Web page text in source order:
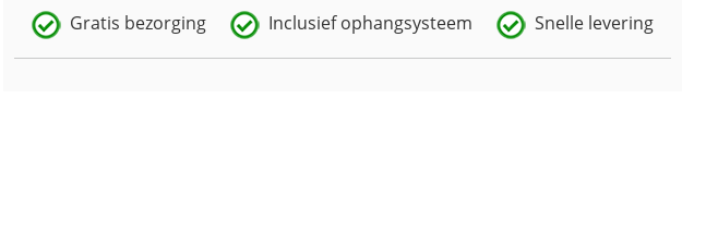
Gratis bezorging Inclusief ophangsysteem Snelle levering